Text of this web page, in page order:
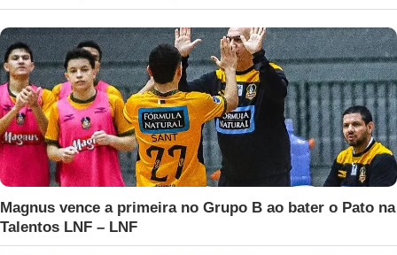
Magnus vence a primeira no Grupo B ao bater o Pato na
Talentos LNF – LNF